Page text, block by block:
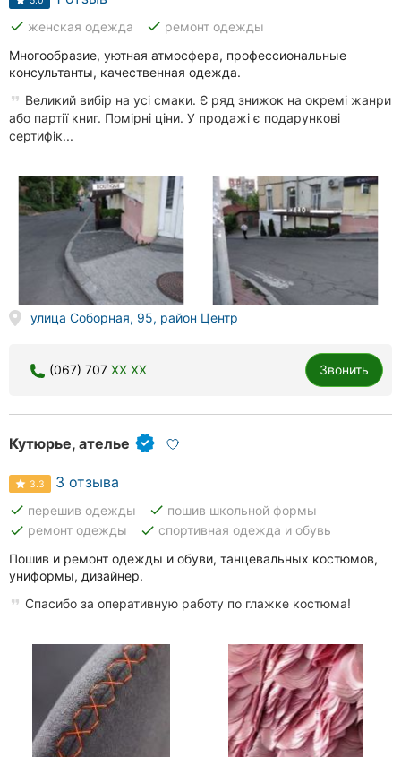
done женская одежда done ремонт одежды
Многообразие, уютная атмосфера, профессиональные
консультанты, качественная одежда.
Великий вибір на усі смаки. Є ряд знижок на окремі жанри
або партії книг. Помірні ціни. У продажі є подарункові
сертифік...
улица Соборная, 95, район Центр
(067) 707 XX XX Звонить
Кутюрье, ателье
3.3 3 отзыва
done перешив одежды done пошив школьной формы
done ремонт одежды done спортивная одежда и обувь
Пошив и ремонт одежды и обуви, танцевальных костюмов,
униформы, дизайнер.
Спасибо за оперативную работу по глажке костюма!